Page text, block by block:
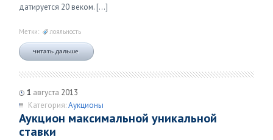
датируется 20 веком. […]
Метки: лояльность
читать дальше
1 августа 2013
Категория:Аукционы
Аукцион максимальной уникальной
ставки